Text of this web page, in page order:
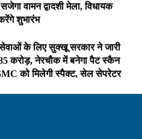
वामन द्वादशी मेला, विधायक
शुभारंभ
के लिए सुक्खू सरकार ने जारी
करोड़, नेरचौक में बनेगा पैट स्कैन
को मिलेगी स्पैक्ट, सेल सेपरेटर